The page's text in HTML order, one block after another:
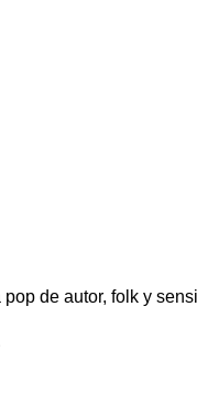
de autor, folk y